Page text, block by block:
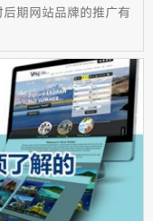
期网站品牌的推广有